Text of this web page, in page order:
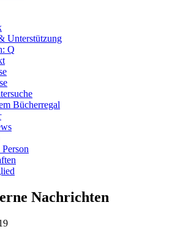
Unterstützung
Q
Bücherregal
Nachrichten